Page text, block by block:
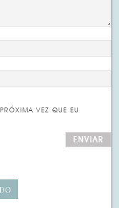
VEZ QUE EU